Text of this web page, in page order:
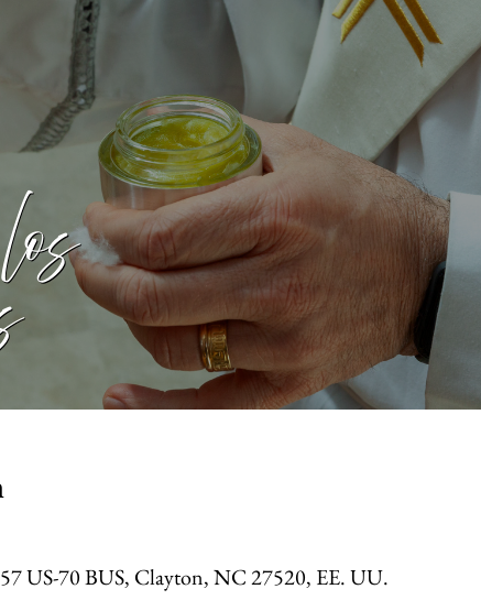
US-70 BUS, Clayton, NC 27520, EE. UU.